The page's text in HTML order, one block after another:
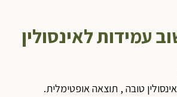
עמידות לאינסולין